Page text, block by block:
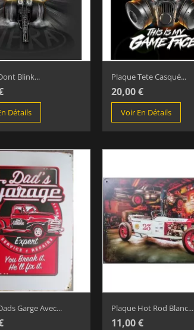
Blink...
Détails
Plaque Tete Casqué...
20,00 €
Voir En Détails
Garge Avec... Plaque Hot Rod Blanc...
11,00 €